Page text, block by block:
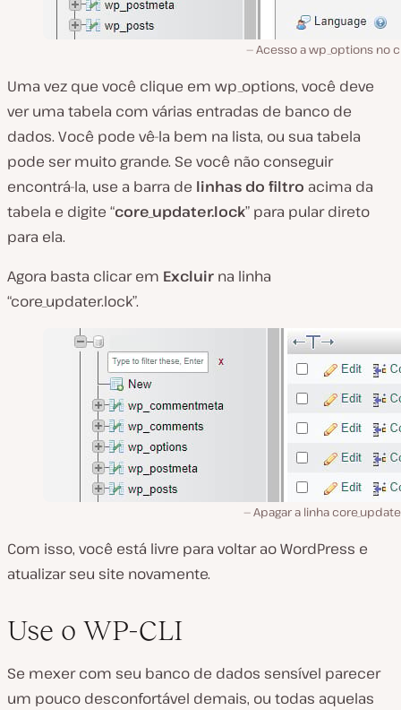
Acesso a wp_options no
Uma vez que você clique em wp_options, você deve
ver uma tabela com várias entradas de banco de
dados. Você pode vê-la bem na lista, ou sua tabela
pode ser muito grande. Se você não conseguir
encontrá-la, use a barra de linhas do filtro acima da
tabela e digite “core_updater.lock” para pular direto
para ela.
Agora basta clicar em Excluir na linha
“core_updater.lock”.
Apagar a linha
Com isso, você está livre para voltar ao WordPress e
atualizar seu site novamente.
Use o WP-CLI
Se mexer com seu banco de dados sensível parecer
um pouco desconfortável demais, ou todas aquelas